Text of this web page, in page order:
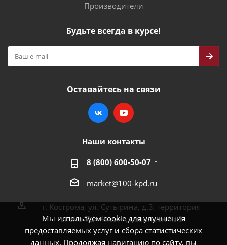
Мы используем cookie для улучшения
предоставляемых услуг и сбора статистических
данных. Продолжая навигацию по сайту, вы
Производители
Будьте всегда в курсе!
Оставайтесь на связи
Наши контакты
8 (800) 600-50-07
market@100-kpd.ru
г. Кострома, ул. Сутырина, д.3, территория
около ТЦ «Аксон», павильон № 3